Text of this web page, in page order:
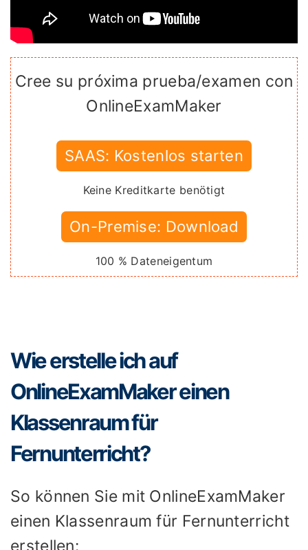
Cree su próxima prueba/examen con
OnlineExamMaker
SAAS: Kostenlos starten
Keine Kreditkarte benötigt
On-Premise: Download
100 % Dateneigentum
Wie erstelle ich auf
OnlineExamMaker einen
Klassenraum für
Fernunterricht?
So können Sie mit OnlineExamMaker
einen Klassenraum für Fernunterricht
erstellen: